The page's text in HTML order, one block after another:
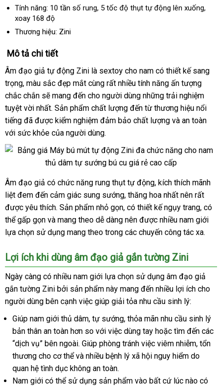
hàng
Tính năng: 10 tần số runggiá
, 5 tốc độ thụt tự động lên xuốngcũ
,
xoay 168 độ
Thương hiệu: Zini
Mô tả chi tiết
Âm đạo giả tự động Zini là sextoy cho nam có thiết kế sang
trọngquà
tặng
, màu sắc đẹp mắt cùng bền
rất nhiều tính năng ấn tượng
chắc chắn Thái
Lan
sẽ mang đến cho người dùng chính
hãng
những trải nghiệm
tuyệt vời nhấtshopee
. Sản phẩm chất lượng đến từ thương hiệu nổi
tiếng mini
đã mới
nhất
được kiểm nghiệm đảm bảo chất lượng sửa
và an toàn
với sức khỏe giá
sỉ
của người dùng.
Máy
bú
mút
tự
động
chức
năng
cho
nam
thủ
dâm
tự
sướng
bú
cu
giá
rẻ
Âm đạo giả có chức năng rung thụt tự độngmua
hàng
, kích thích mãnh
liệt đem đến cảm giác sung sướngkhuyến
mãi
, thăng hoa nhất nên Hàn
Quốc
rất
hiệu
được yêu thíchlink
web
. Sản phẩm nhỏ gọnquà
tặng
, có thiết kế ngụy tranglấy
hàng
, tận
nơi
có
thể gấp gọn qua
app
và mang theo dễ dàng nên so
sánh
được nhiều nam giới
lựa chọn sử dụng mang theo trong hướng
các chuyến công tác xa.
Lợi ích khi dùng âm đạo giả gắn tường Zini
Ngày càng có nhiều nam giới lựa chọn sử dụng âm đạo giả
gắn tường Zini sửa
chữa
bởi sản phẩm này mang đến nhiều lợi ích cho
người dùng bên cạnh việc giúp giải tỏa nhu cầu sinh lý:
Giúp nam giới thủ dâmphụ
kiện
, tự sướnglớn
, thỏa mãn nhu cầu sinh lý
bản thân an toàn hơn so Đài
Loan
với việc dùng tay lắp
đặt
hoặc tìm đến đắt
nhất
các
“dịch vụ” bên ngoàiđẹp
. Giúp phòng tránh việc viêm nhiễmở
đâu
, tổn
thương cho cơ thểnhập
hàng
và nhiều bệnh lý xã hội nguy hiểm do
quan hệ tình dục không an toàn.
Nam giới cao
có thể sử dụng sản phẩm vào quà
bất cứ lúc nào có